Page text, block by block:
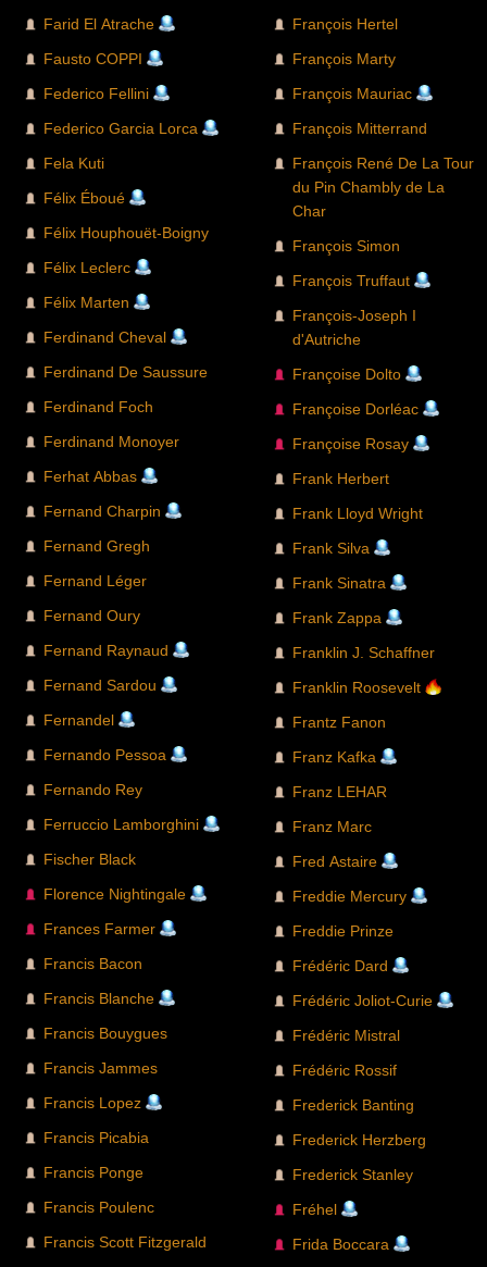
Farid El Atrache
Fausto COPPI
Federico Fellini
Federico Garcia Lorca
Fela Kuti
Félix Éboué
Félix Houphouët-Boigny
Félix Leclerc
Félix Marten
Ferdinand Cheval
Ferdinand De Saussure
Ferdinand Foch
Ferdinand Monoyer
Ferhat Abbas
Fernand Charpin
Fernand Gregh
Fernand Léger
Fernand Oury
Fernand Raynaud
Fernand Sardou
Fernandel
Fernando Pessoa
Fernando Rey
Ferruccio Lamborghini
Fischer Black
Florence Nightingale
Frances Farmer
Francis Bacon
Francis Blanche
Francis Bouygues
Francis Jammes
Francis Lopez
Francis Picabia
Francis Ponge
Francis Poulenc
Francis Scott Fitzgerald
François Hertel
François Marty
François Mauriac
François Mitterrand
François René De La Tour
du Pin Chambly de La
Char
François Simon
François Truffaut
François-Joseph I
d'Autriche
Françoise Dolto
Françoise Dorléac
Françoise Rosay
Frank Herbert
Frank Lloyd Wright
Frank Silva
Frank Sinatra
Frank Zappa
Franklin J. Schaffner
Franklin Roosevelt
Frantz Fanon
Franz Kafka
Franz LEHAR
Franz Marc
Fred Astaire
Freddie Mercury
Freddie Prinze
Frédéric Dard
Frédéric Joliot-Curie
Frédéric Mistral
Frédéric Rossif
Frederick Banting
Frederick Herzberg
Frederick Stanley
Fréhel
Frida Boccara